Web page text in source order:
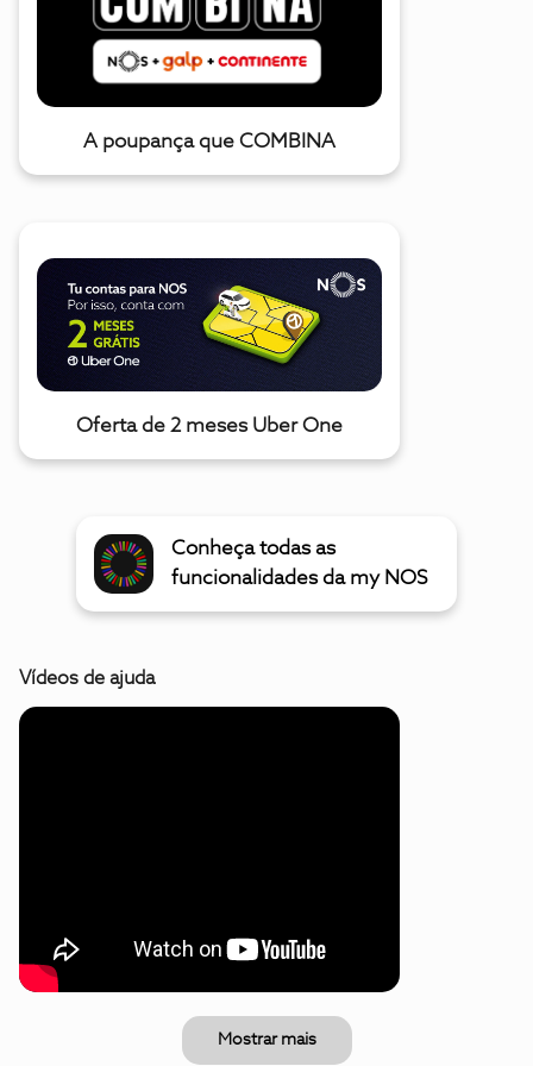
A poupança que COMBINA
Oferta de 2 meses Uber One
Conheça todas as
funcionalidades da my NOS
Vídeos de ajuda
Mostrar mais